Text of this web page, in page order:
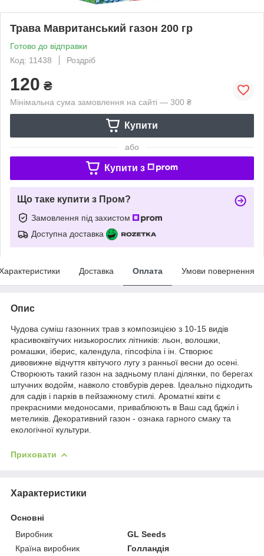
Трава Мавританський газон 200 гр
Готово до відправки
Код: 11438
Роздріб
120 ₴
Мінімальна сума замовлення на сайті — 300 ₴
Купити
або
Купити з
Що таке купити з Пром?
Замовлення під захистом
Доступна доставка
Доставка Оплата Умови повернення
Опис
Чудова суміш газонних трав з композицією з 10-15 видів
красивоквітучих низькорослих літників: льон, волошки,
ромашки, іберис, календула, гіпсофіла і ін. Створює
дивовижне відчуття квітучого лугу з ранньої весни до осені.
Створюють такий газон на задньому плані ділянки, по берегах
штучних водойм, навколо стовбурів дерев. Ідеально підходить
для садів і парків в пейзажному стилі. Ароматні квіти є
прекрасними медоносами, приваблюють в Ваш сад бджіл і
метеликів. Декоративний газон - ознака гарного смаку та
екологічної культури.
Приховати
Характеристики
Основні
Виробник
GL Seeds
Країна виробник
Голландія